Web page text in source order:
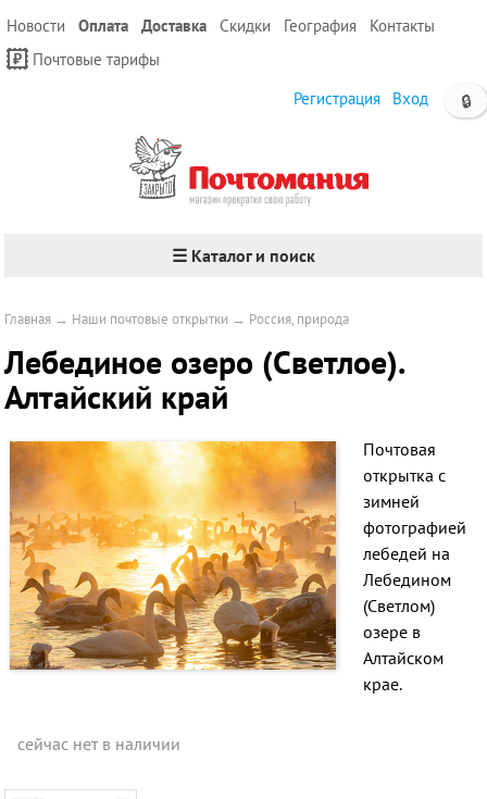
Новости Оплата Доставка Скидки География
Контакты
Почтовые тарифы
🔒
Регистрация Вход
☰ Каталог и поиск
Главная → Наши почтовые открытки → Россия, природа
Лебединое озеро (Светлое).
Алтайский край
Почтовая
открытка с
зимней
фотографией
лебедей на
Лебедином
(Светлом)
озере в
Алтайском
крае.
сейчас нет в наличии